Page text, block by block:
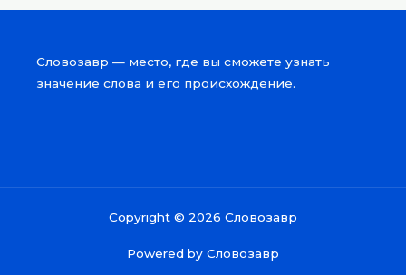
Словозавр — место, где вы сможете узнать
значение слова и его происхождение.
Copyright © 2026 Словозавр
Powered by Словозавр